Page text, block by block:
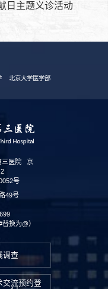
日主题义诊活动
北京大学医学部
三医院 京
号
49号
换为@）
调查
交流预约登